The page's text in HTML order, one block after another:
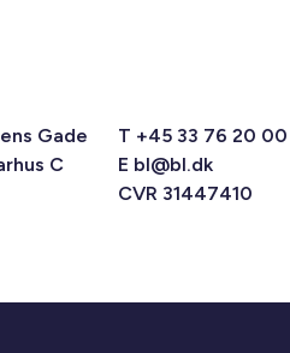
Gade
C
T +45 33 76 20 00
E bl@bl.dk
CVR 31447410